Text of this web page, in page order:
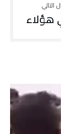
هؤلاء